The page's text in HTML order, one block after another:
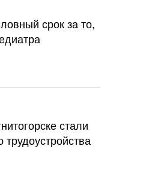
срок за то,
стали